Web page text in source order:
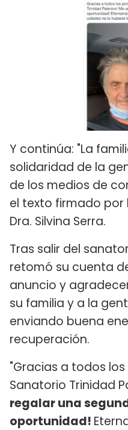
Y continúa: "La
solidaridad de la
de los medios de
el texto firmado por
Dra. Silvina Serra.
Tras salir del
retomó su cuenta
anuncio y
su familia y a la
enviando buena
recuperación.
"Gracias a todos
Sanatorio Trinidad
regalar una
oportunidad!